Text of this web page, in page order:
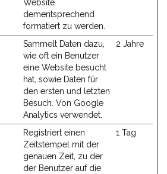
Website
dementsprechend
formatiert zu werden.
Sammelt Daten dazu,
wie oft ein Benutzer
eine Website besucht
hat, sowie Daten für
den ersten und letzten
Besuch. Von Google
Analytics verwendet.
2 Jahre
Registriert einen
Zeitstempel mit der
genauen Zeit, zu der
der Benutzer auf die
1 Tag